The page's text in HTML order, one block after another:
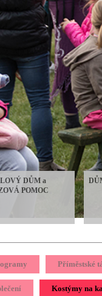
DŮM a
POMOC
Příměstské
Kostýmy na